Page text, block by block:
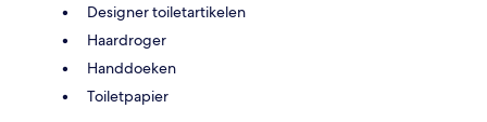
Designer toiletartikelen
Haardroger
Handdoeken
Toiletpapier